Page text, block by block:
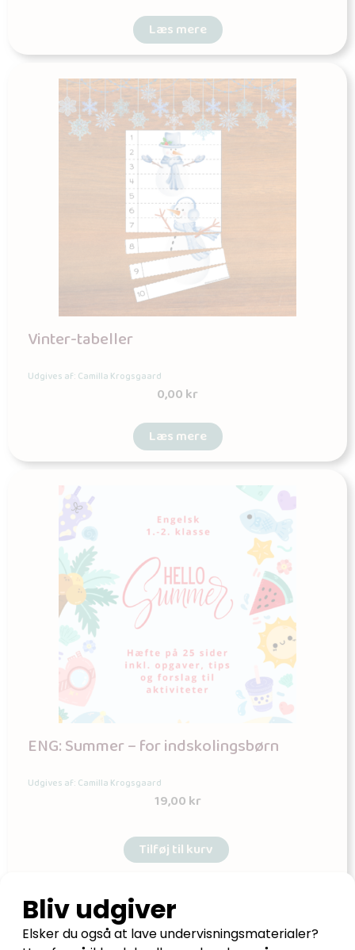
Læs mere
Vinter-tabeller
Udgives af: Camilla Krogsgaard
0,00kr
Læs mere
ENG: Summer – for indskolingsbørn
Udgives af: Camilla Krogsgaard
19,00kr
Tilføj til kurv